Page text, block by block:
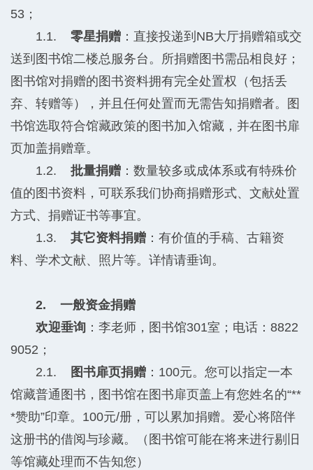
53；
1.1.
零星捐赠 ：直接投递到NB大厅捐赠箱或交
送到图书馆二楼总服务台。所捐赠图书需品相良好；
图书馆对捐赠的图书资料拥有完全处置权（包括丢
弃、转赠等），并且任何处置而无需告知捐赠者。图
书馆选取符合馆藏政策的图书加入馆藏，并在图书扉
页加盖捐赠章。
1.2. 批量捐赠 ：数量较多或成体系或有特殊价
值的图书资料，可联系我们协商捐赠形式、文献处置
方式、捐赠证书等事宜。
1.3. 其它资料捐赠 ：有价值的手稿、古籍资
料、学术文献、照片等。详情请垂询。
2. 一般资金捐赠
欢迎垂询 ：李老师，图书馆301室；电话：8822
9052；
2.1.
图书扉页捐赠 ：100元。您可以指定一本
馆藏普通图书，图书馆在图书扉页盖上有您姓名的“**
*赞助”印章。100元/册，可以累加捐赠。爱心将陪伴
这册书的借阅与珍藏。（图书馆可能在将来进行剔旧
等馆藏处理而不告知您）